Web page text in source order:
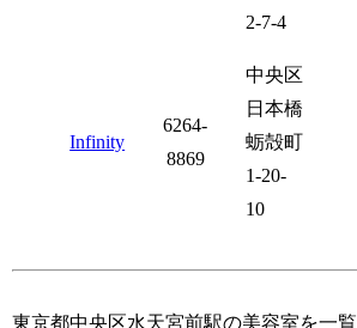
2-7-4
Infinity
6264-
8869
中央区
日本橋
蛎殻町
1-20-
10
東京都中央区水天宮前駅の美容室を一覧